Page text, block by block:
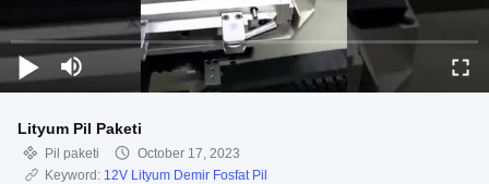
Lityum Pil Paketi
Pil paketi
October 17, 2023
Keyword: 12V Lityum Demir Fosfat Pil